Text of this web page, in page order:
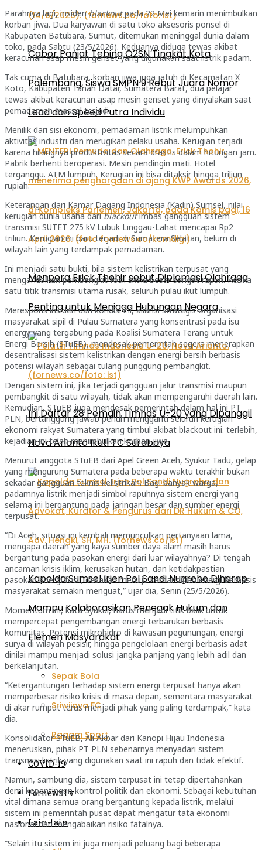
Cabor Panjat Tebing O2SN Tingkat Kota
Palembang, Siswa SMPN 9 Rebut Juara Nomor
Lead dan Speed Putra Individu
Menpora Erick Thohir sebut Diplomasi Olahraga
Penting untuk Menjaga Hubungan Negara
Ini Daftar 28 Pemain Timnas U-20 yang Dipanggil
Nova Arianto Ikuti TC Surabaya
Kapolda Sumsel Irjen Pol Sandi Nugroho Diharap
Mampu Kolaborasikan Penegak Hukum dan
Elemen Masyarakat
Sepak Bola
Sriwijaya FC
Ragam Sport
COVID-19
FornewsTv
Lain-lain
Parahnya lagi, insidenblackoutpada 22 Mei kemarin menimbulkan
korban jiwa. Dua karyawan di satu toko aksesoris ponsel di
Kabupaten Batubara, Sumut, ditemukan meninggal dunia dalam
toko, pada Sabtu (23/5/2026). Keduanya diduga tewas akibat
keracunan asap mesin genset yang digunakan saat listrik padam.
Tak cuma di Batubara, korban jiwa juga jatuh di Kecamatan X
Koto, Kabupaten Tanah Datar, Sumatera Barat, dua pelajar
tewas akibat keracunan asap mesin genset yang dinyalakan saat
pemadaman massal terjadi.
Menilik dari sisi ekonomi, pemadaman listrik melumpuhkan
aktivitas industri dan merugikan pelaku usaha. Kerugian terjadi
karena hilangnya produktivitas secara drastis dalam hitungan jam.
Pabrik berhenti beroperasi. Mesin pendingin mati. Hotel
terganggu. ATM lumpuh. Kerugian ini bisa ditaksir hingga triliun
rupiah.
Keterangan dari Kamar Dagang Indonesia (Kadin) Sumsel, nilai
kerugian dunia usaha dariblackoutimbas gangguan sistem
transmisi SUTET 275 kV Lubuk Linggau-Lahat mencapai Rp2
triliun. Kerugian ini baru terjadi di Sumatera Selatan, belum di
wilayah lain yang terdampak pemadaman.
Ini menjadi satu bukti, bila sistem kelistrikan terpusat yang
mengandalkan pembangkit fosil skala besar sangat rapuh. Ketika
satu titik transmisi utama rusak, seluruh pulau ikut lumpuh.
Merespons insiden dan kondisi ini, aliansi strategis organisasi
masyarakat sipil di Pulau Sumatera yang konsentrasi pada isu
energy yang tergabung pada Koalisi Sumatera Terang untuk
Energi Bersih (STuEB), mendesak pemerintah segera menerapkan
desentralisasi sistem kelistrikan dengan energi bersih berbasis
potensi wilayah sebagai tulang punggung pembangkit.
Dengan sistem ini, jika terjadi gangguan jalur transmisi maupun
pembangkit di satu wilayah, tidak akan mempengaruhi daerah lain.
Kemudian, STuEB juga mendesak pemerintah dalam hal ini PT
PLN, bertanggung jawab penuh mengganti seluruh kerugian
ekonomi rakyat Sumatera yang timbul akibat blackout ini. terlebih,
kejadian ini telah menimbulkan korban jiwa.
Menurut anggota STuEB dari Apel Green Aceh, Syukur Tadu, gelap
yang mengurung Sumatera pada beberapa waktu terakhir bukan
sekadar gangguan teknis kelistrikan. Bagi banyak warga,
padamnya listrik menjadi simbol rapuhnya sistem energi yang
selama ini bergantung pada jaringan besar dan sumber energi
terpusat.
“Di Aceh, situasi ini kembali memunculkan pertanyaan lama,
mengapa daerah yang kaya sumber daya alam masih harus
bergantung pada pasokan energi dari luar wilayahnya? Di tengah
ancaman krisis iklim, kerusakan hutan, dan ketidakpastian
pasokan energi fosil, desakan menuju kemandirian energi berbasis
masyarakat semakin menguat,” ujar dia, Senin (25/5/2026).
Momentum ini, kata Syukur, harus menjadi titik balik untuk
mempercepat pengembangan energi terbarukan berbasis
komunitas. Potensi mikrohidro di kawasan pegunungan, energi
surya di wilayah pesisir, hingga pengelolaan energi berbasis adat
dinilai mampu menjadi solusi jangka panjang yang lebih adil dan
berkelanjutan.
“Ketergantungan terhadap sistem energi terpusat hanya akan
memperbesar risiko krisis di masa depan, sementara masyarakat
di akar rumput terus menjadi pihak yang paling terdampak,” kata
dia.
Konsolidator STuEB, Ali Akbar dari Kanopi Hijau Indonesia
meneruskan, pihak PT PLN sebenarnya menyadari sistem
transmisi listrik yang digunakan saat ini rapuh dan tidak efektif.
Namun, sambung dia, sistem terpusat ini tetap dipertahankan
demi kepentingan kontrol politik dan ekonomi. Sebagai kebutuhan
vital dimana semua orang bergantung kepada listrik, melalui
sistem ini pemerintah pusat dapat mengatur tata ekonomi
nasional dan mengabaikan risiko fatalnya.
“Selain itu sistem ini juga menjadi peluang bagi beberapa